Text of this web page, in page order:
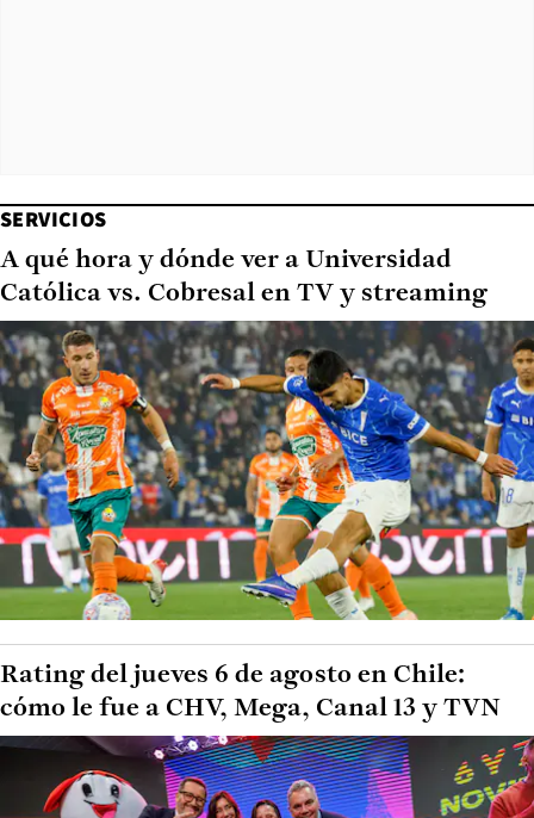
SERVICIOS
A qué hora y dónde ver a Universidad
Católica vs. Cobresal en TV y streaming
Rating del jueves 6 de agosto en Chile:
cómo le fue a CHV, Mega, Canal 13 y TVN